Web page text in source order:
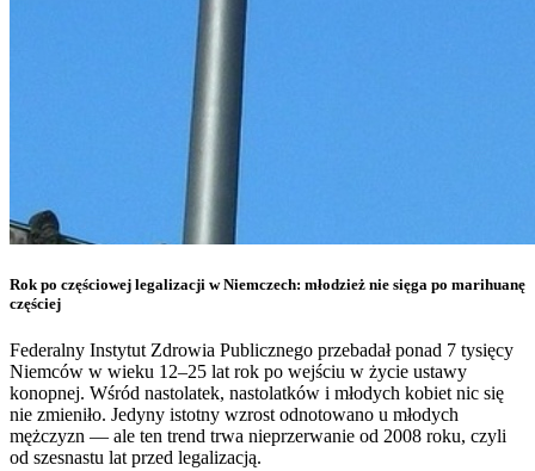
Rok po częściowej legalizacji w Niemczech: młodzież nie sięga po marihuanę
częściej
Federalny Instytut Zdrowia Publicznego przebadał ponad 7 tysięcy
Niemców w wieku 12–25 lat rok po wejściu w życie ustawy
konopnej. Wśród nastolatek, nastolatków i młodych kobiet nic się
nie zmieniło. Jedyny istotny wzrost odnotowano u młodych
mężczyzn — ale ten trend trwa nieprzerwanie od 2008 roku, czyli
od szesnastu lat przed legalizacją.